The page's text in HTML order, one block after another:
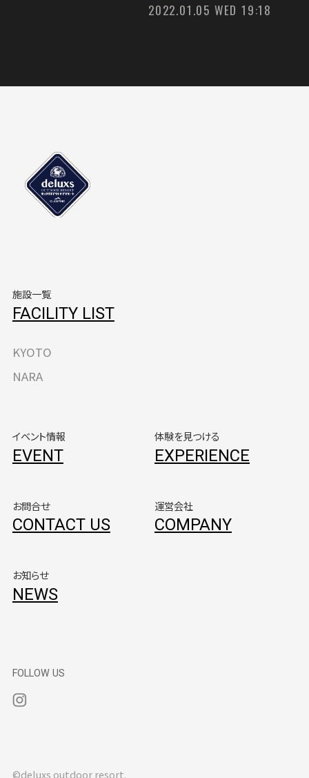
2022.01.05 WED 19:18
施設一覧
FACILITY LIST
KYOTO
NARA
イベント情報
EVENT
お問合せ
CONTACT US
体験を見つける
EXPERIENCE
運営会社
COMPANY
お知らせ
NEWS
FOLLOW US
©deluxs outdoor resort.